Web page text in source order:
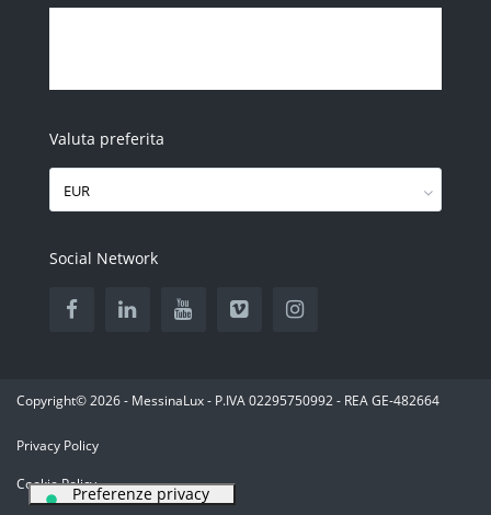
Valuta preferita
EUR
Social Network
Copyright© 2026 - MessinaLux - P.IVA 02295750992 - REA GE-482664
Privacy Policy
Cookie Policy